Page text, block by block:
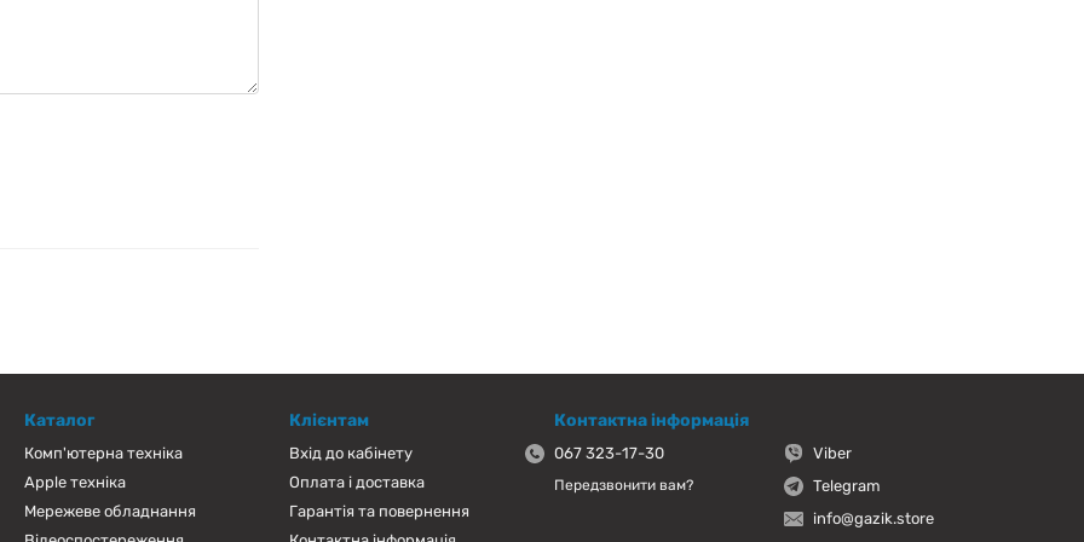
Каталог
Комп'ютерна техніка
Apple техніка
Мережеве обладнання
Клієнтам
Вхід до кабінету
Оплата і доставка
Гарантія та повернення
Контактна інформація
067 323-17-30
Передзвонити вам?
Viber
Telegram
info@gazik.store